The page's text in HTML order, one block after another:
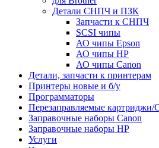
Детали СНПЧ и ПЗК
Запчасти к СНПЧ
SCSI чипы
АО чипы Epson
АО чипы HP
АО чипы Canon
Детали, запчасти к принтерам
Принтеры новые и б/у
Программаторы
Перезаправляемые
Заправочные наборы Canon
Заправочные наборы HP
Услуги